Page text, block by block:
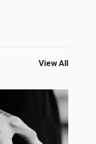
View All